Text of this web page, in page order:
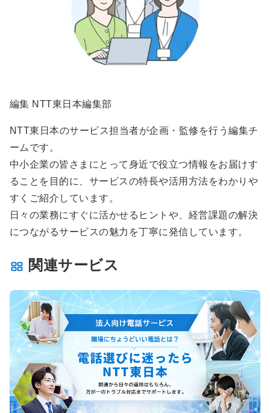
編集 NTT東日本編集部
NTT東日本のサービス担当者が企画・監修を行う編集チ
ームです。
中小企業の皆さまにとって身近で役立つ情報をお届けす
ることを目的に、サービスの特長や活用方法をわかりや
すくご紹介しています。
日々の業務にすぐに活かせるヒントや、経営課題の解決
につながるサービスの魅力を丁寧に発信しています。
関連サービス